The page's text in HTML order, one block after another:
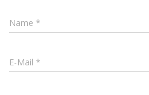
Name *
E-Mail *